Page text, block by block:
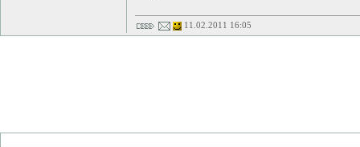
11.02.2011 16:05